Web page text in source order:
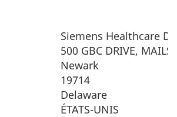
Siemens Healthcare
500 GBC DRIVE,
Newark
19714
Delaware
ÉTATS-UNIS